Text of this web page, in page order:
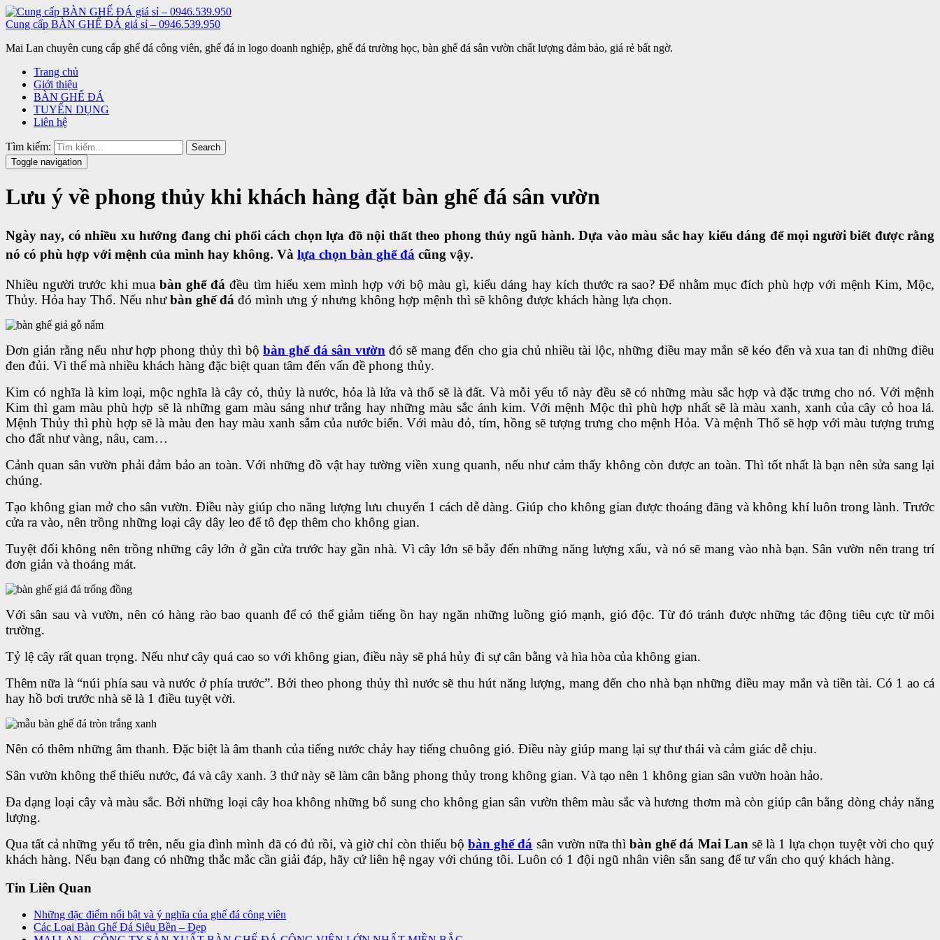
Cung cấp BÀN GHẾ ĐÁ giá sỉ – 0946.539.950
Mai Lan chuyên cung cấp ghế đá công viên, ghế đá in logo doanh nghiệp, ghế đá trường học, bàn ghế đá sân vườn chất lượng đảm bảo, giá rẻ bất ngờ.
Trang chủ
Giới thiệu
BÀN GHẾ ĐÁ
TUYỂN DỤNG
Liên hệ
Tìm kiếm:
Search
Toggle navigation
Lưu ý về phong thủy khi khách hàng đặt bàn ghế đá sân vườn
Ngày nay, có nhiều xu hướng đang chi phối cách chọn lựa đồ nội thất theo phong thủy ngũ hành. Dựa vào màu sắc hay kiếu dáng để mọi người biết được rằng
nó có phù hợp với mệnh của mình hay không. Và lựa chọn bàn ghế đá cũng vậy.
Nhiều người trước khi mua bàn ghế đá đều tìm hiểu xem mình hợp với bộ màu gì, kiểu dáng hay kích thước ra sao? Để nhằm mục đích phù hợp với mệnh Kim, Mộc,
Thủy. Hỏa hay Thổ. Nếu nhưbàn ghế đá đó mình ưng ý nhưng không hợp mệnh thì sẽ không được khách hàng lựa chọn.
Đơn giản rằng nếu như hợp phong thủy thì bộbàn ghế đá sân vườn đó sẽ mang đến cho gia chủ nhiều tài lộc, những điều may mắn sẽ kéo đến và xua tan đi những điều
đen đủi. Vì thế mà nhiều khách hàng đặc biệt quan tâm đến vấn đề phong thủy.
Kim có nghĩa là kim loại, mộc nghĩa là cây cỏ, thủy là nước, hỏa là lửa và thổ sẽ là đất. Và mỗi yếu tố này đều sẽ có những màu sắc hợp và đặc trưng cho nó. Với mệnh
Kim thì gam màu phù hợp sẽ là những gam màu sáng như trắng hay những màu sắc ánh kim. Với mệnh Mộc thì phù hợp nhất sẽ là màu xanh, xanh của cây cỏ hoa lá.
Mệnh Thủy thì phù hợp sẽ là màu đen hay màu xanh sẫm của nước biển. Với màu đỏ, tím, hồng sẽ tượng trưng cho mệnh Hỏa. Và mệnh Thổ sẽ hợp với màu tượng trưng
cho đất như vàng, nâu, cam…
Cảnh quan sân vườn phải đảm bảo an toàn. Với những đồ vật hay tường viền xung quanh, nếu như cảm thấy không còn được an toàn. Thì tốt nhất là bạn nên sửa sang lại
chúng.
Tạo không gian mở cho sân vườn. Điều này giúp cho năng lượng lưu chuyển 1 cách dễ dàng. Giúp cho không gian được thoáng đãng và không khí luôn trong lành. Trước
cửa ra vào, nên trồng những loại cây dây leo để tô đẹp thêm cho không gian.
Tuyệt đối không nên trồng những cây lớn ở gần cửa trước hay gần nhà. Vì cây lớn sẽ bẫy đến những năng lượng xấu, và nó sẽ mang vào nhà bạn. Sân vườn nên trang trí
đơn giản và thoáng mát.
Với sân sau và vườn, nên có hàng rào bao quanh để có thể giảm tiếng ồn hay ngăn những luồng gió mạnh, gió độc. Từ đó tránh được những tác động tiêu cực từ môi
trường.
Tỷ lệ cây rất quan trọng. Nếu như cây quá cao so với không gian, điều này sẽ phá hủy đi sự cân bằng và hìa hòa của không gian.
Thêm nữa là “núi phía sau và nước ở phía trước”. Bởi theo phong thủy thì nước sẽ thu hút năng lượng, mang đến cho nhà bạn những điều may mắn và tiền tài. Có 1 ao cá
hay hồ bơi trước nhà sẽ là 1 điều tuyệt vời.
Nên có thêm những âm thanh. Đặc biệt là âm thanh của tiếng nước chảy hay tiếng chuông gió. Điều này giúp mang lại sự thư thái và cảm giác dễ chịu.
Sân vườn không thể thiếu nước, đá và cây xanh. 3 thứ này sẽ làm cân bằng phong thủy trong không gian. Và tạo nên 1 không gian sân vườn hoàn hảo.
Đa dạng loại cây và màu sắc. Bởi những loại cây hoa không những bổ sung cho không gian sân vườn thêm màu sắc và hương thơm mà còn giúp cân bằng dòng chảy năng
lượng.
Qua tất cả những yếu tố trên, nếu gia đình mình đã có đủ rồi, và giờ chỉ còn thiếu bộbàn ghế đá sân vườn nữa thìbàn ghế đá Mai Lan sẽ là 1 lựa chọn tuyệt vời cho quý
khách hàng. Nếu bạn đang có những thắc mắc cần giải đáp, hãy cứ liên hệ ngay với chúng tôi. Luôn có 1 đội ngũ nhân viên sẵn sang để tư vấn cho quý khách hàng.
Tin Liên Quan
Những đặc điểm nổi bật và ý nghĩa của ghế đá công viên
Các Loại Bàn Ghế Đá Siêu Bền – Đẹp